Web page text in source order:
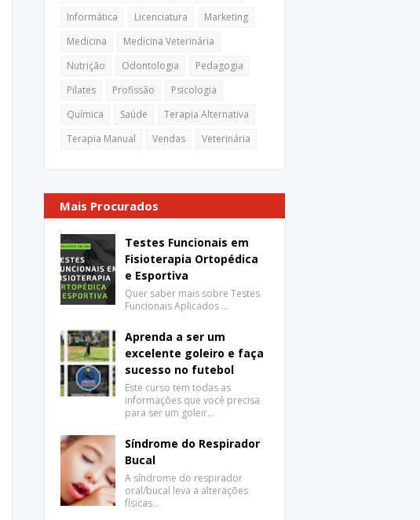
Informática
Licenciatura
Marketing
Medicina
Medicina Veterinária
Nutrição
Odontologia
Pedagogia
Pilates
Profissão
Psicologia
Química
Saúde
Terapia Alternativa
Terapia Manual
Vendas Veterinária
Mais Procurados
Testes Funcionais em
Fisioterapia Ortopédica
e Esportiva
Quer saber mais sobre Testes
Funcionais Aplicados …
Aprenda a ser um
excelente goleiro e faça
sucesso no futebol
Este curso tem todas as
informações que você precisa
para ser um goleir…
Síndrome do Respirador
Bucal
A síndrome do respirador
oral/bucal leva a alterações
físicas…